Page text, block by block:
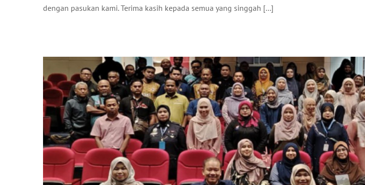
dengan pasukan kami. Terima kasih kepada semua yang singgah [...]